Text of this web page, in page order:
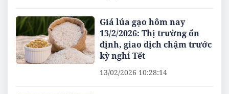
Giá lúa gạo hôm nay
13/2/2026: Thị trường ổn
định, giao dịch chậm trước
kỳ nghỉ Tết
13/02/2026 10:28:14